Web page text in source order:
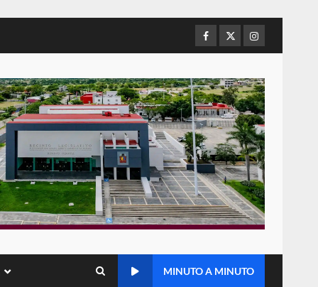
Facebook
TwitterInstagram
MINUTO A MINUTO
Cuacnopalan
7
Ejecuta orden de aprehensión
por el delito de pederastia
cometido en la región del Istmo
de Tehuantepec
22 junio 2026
1
Ciudad Salud: justicia social
para Oaxaca
5 agosto 2026
Encuentro de Ariadna Montiel
con el Gobernador Salomón